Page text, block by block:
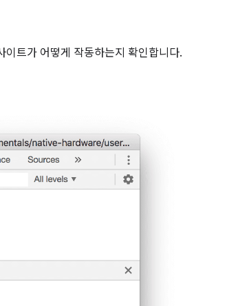
트가 어떻게 작동하는지 확인합니다.